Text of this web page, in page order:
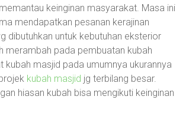
keinginan masyarakat. Masa ini
mendapatkan pesanan kerajinan
dibutuhkan untuk kebutuhan eksterior
merambah pada pembuatan kubah
kubah masjid pada umumnya ukurannya
kubah masjid jg terbilang besar.
hiasan kubah bisa mengikuti keinginan